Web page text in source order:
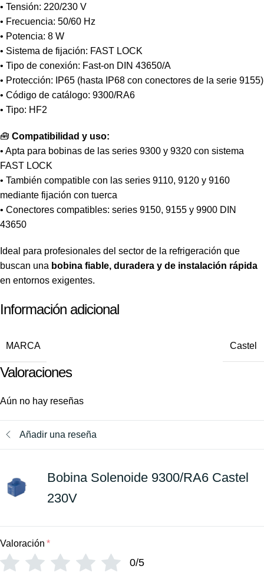
• Tensión: 220/230 V
• Frecuencia: 50/60 Hz
• Potencia: 8 W
• Sistema de fijación: FAST LOCK
• Tipo de conexión: Fast-on DIN 43650/A
• Protección: IP65 (hasta IP68 con conectores de la serie 9155)
• Código de catálogo: 9300/RA6
• Tipo: HF2
🧰 Compatibilidad y uso:
• Apta para bobinas de las series 9300 y 9320 con sistema
FAST LOCK
• También compatible con las series 9110, 9120 y 9160
mediante fijación con tuerca
• Conectores compatibles: series 9150, 9155 y 9900 DIN
43650
Ideal para profesionales del sector de la refrigeración que
buscan una bobina fiable, duradera y de instalación rápida
en entornos exigentes.
Información adicional
MARCA Castel
Valoraciones
Aún no hay reseñas
Añadir una reseña
Bobina Solenoide 9300/RA6 Castel
230V
Valoración *
0/5